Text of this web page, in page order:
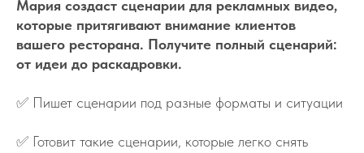
Мария создаст сценарии для рекламных видео,
которые притягивают внимание клиентов
вашего ресторана. Получите полный сценарий:
от идеи до раскадровки.
✅ Пишет сценарии под разные форматы и ситуации
✅ Готовит такие сценарии, которые легко снять